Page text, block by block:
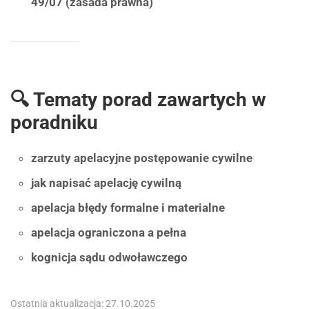
🔍 Tematy porad zawartych w
poradniku
zarzuty apelacyjne postępowanie cywilne
jak napisać apelację cywilną
apelacja błędy formalne i materialne
apelacja ograniczona a pełna
kognicja sądu odwoławczego
Ostatnia aktualizacja: 27.10.2025